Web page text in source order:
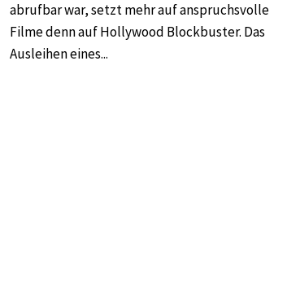
abrufbar war, setzt mehr auf anspruchsvolle
Filme denn auf Hollywood Blockbuster. Das
Ausleihen eines...